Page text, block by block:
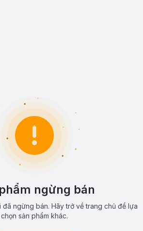
ngừng bán
đã ngừng bán. Hãy trở về trang chủ để lựa
chọn sản phẩm khác.